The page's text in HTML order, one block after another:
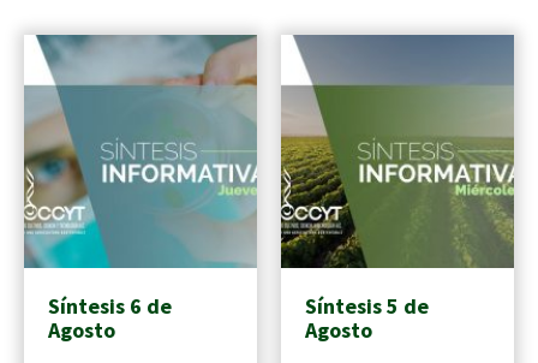
Síntesis 6 de
Agosto
Síntesis 5 de
Agosto